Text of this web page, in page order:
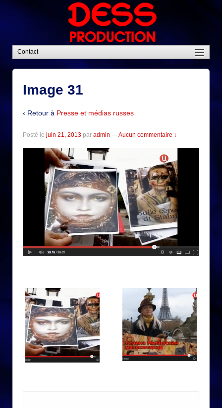
Image 31
‹ Retour à Presse et médias russes
Posté le juin 21, 2013 par admin —Aucun commentaire ↓